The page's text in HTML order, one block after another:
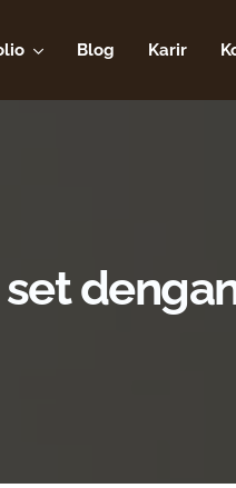
Blog Karir